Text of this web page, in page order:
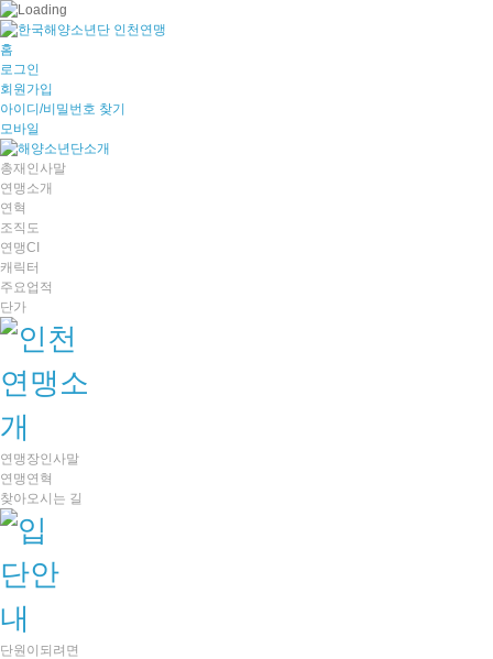
홈
로그인
회원가입
아이디/비밀번호 찾기
모바일
총재인사말
연맹소개
연혁
조직도
연맹CI
캐릭터
주요업적
단가
연맹장인사말
연맹연혁
찾아오시는 길
단원이되려면